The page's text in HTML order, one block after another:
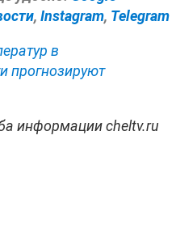
, Instagram, Telegram
в
прогнозируют
информации cheltv.ru